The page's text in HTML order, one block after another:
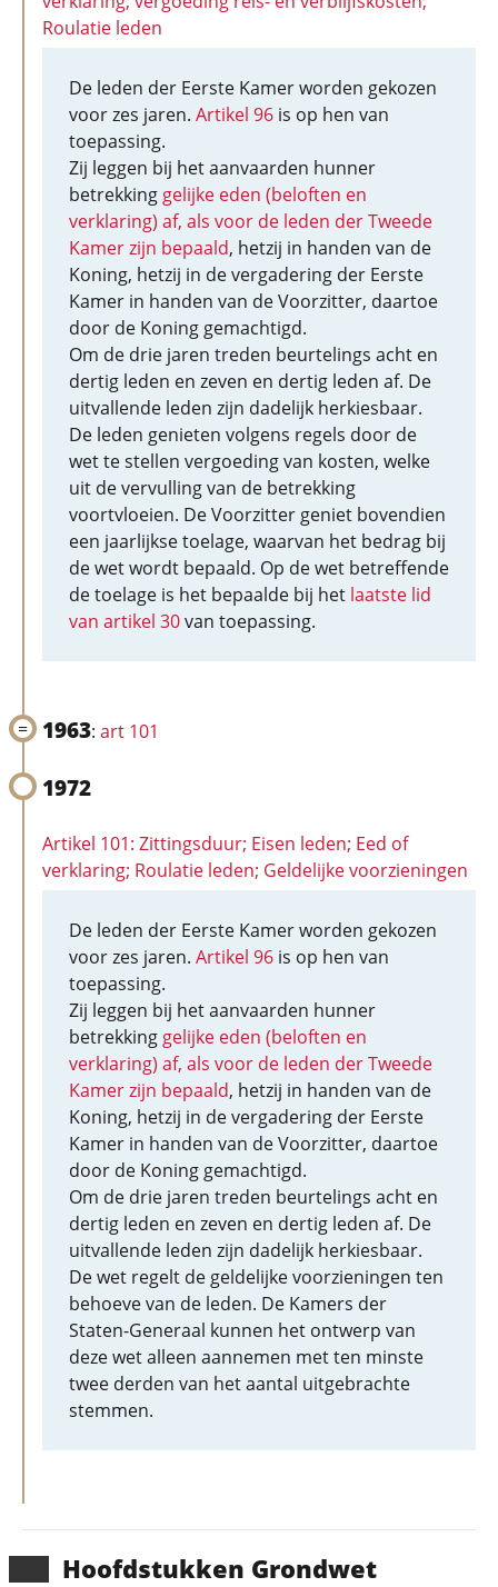
Hoofd­stukken Grondwet
Roulatie leden
De leden der Eerste Kamer worden gekozen
voor zes jaren. Artikel 96 is op hen van
toepassing.
Zij leggen bij het aanvaarden hunner
betrekking gelijke eden (beloften en
verklaring) af, als voor de leden der Tweede
Kamer zijn bepaald, hetzij in handen van de
Koning, hetzij in de vergadering der Eerste
Kamer in handen van de Voorzitter, daartoe
door de Koning gemachtigd.
Om de drie jaren treden beurtelings acht en
dertig leden en zeven en dertig leden af. De
uitvallende leden zijn dadelijk herkiesbaar.
De leden genieten volgens regels door de
wet te stellen vergoeding van kosten, welke
uit de vervulling van de betrekking
voortvloeien. De Voorzitter geniet bovendien
een jaarlijkse toelage, waarvan het bedrag bij
de wet wordt bepaald. Op de wet betreffende
de toelage is het bepaalde bij het laatste lid
van artikel 30van toepassing.
1963: art 101
1972
Artikel 101: Zittingsduur; Eisen leden; Eed of
verklaring; Roulatie leden; Geldelijke voorzieningen
De leden der Eerste Kamer worden gekozen
voor zes jaren. Artikel 96 is op hen van
toepassing.
Zij leggen bij het aanvaarden hunner
betrekking gelijke eden (beloften en
verklaring) af, als voor de leden der Tweede
Kamer zijn bepaald, hetzij in handen van de
Koning, hetzij in de vergadering der Eerste
Kamer in handen van de Voorzitter, daartoe
door de Koning gemachtigd.
Om de drie jaren treden beurtelings acht en
dertig leden en zeven en dertig leden af. De
uitvallende leden zijn dadelijk herkiesbaar.
De wet regelt de geldelijke voorzieningen ten
behoeve van de leden. De Kamers der
Staten-Generaal kunnen het ontwerp van
deze wet alleen aannemen met ten minste
twee derden van het aantal uitgebrachte
stemmen.